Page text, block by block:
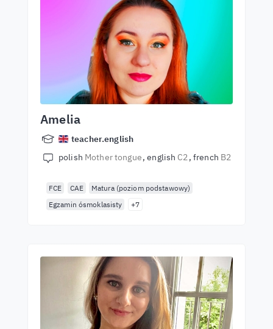
Amelia
teacher.english
polish Mother tongue english C2 french B2
FCE CAE
Matura (poziom podstawowy)
Egzamin ósmoklasisty
+7